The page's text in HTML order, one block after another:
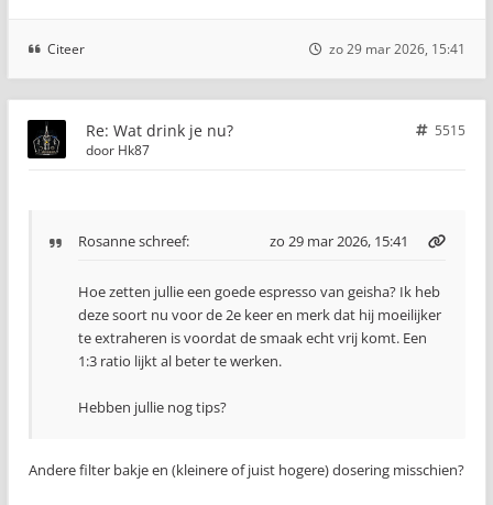
Citeer zo 29 mar 2026, 15:41
Re: Wat drink je nu?
5515
door Hk87
Rosanneschreef: zo 29 mar 2026, 15:41
Hoe zetten jullie een goede espresso van geisha? Ik heb
deze soort nu voor de 2e keer en merk dat hij moeilijker
te extraheren is voordat de smaak echt vrij komt. Een
1:3 ratio lijkt al beter te werken.
Hebben jullie nog tips?
Andere filter bakje en (kleinere of juist hogere) dosering misschien?